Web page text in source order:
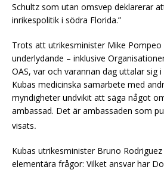
Schultz som utan omsvep deklarerar
inrikespolitik i södra Florida.”
Trots att utrikesminister Mike Pompeo
underlydande – inklusive
OAS, var och varannan dag uttalar sig
Kubas medicinska samarbete med
myndigheter undvikit att säga något
ambassad. Det är ambassaden som
visats.
Kubas utrikesminister Bruno
elementära frågor: Vilket ansvar har